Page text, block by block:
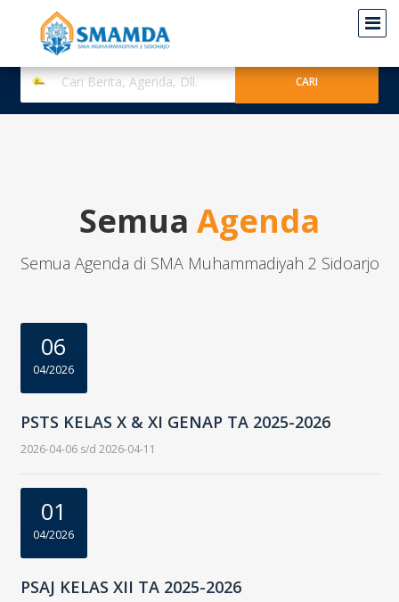
Semua Agenda
Semua Agenda di SMA Muhammadiyah 2 Sidoarjo
06
04/2026
PSTS KELAS X & XI GENAP TA 2025-2026
2026-04-06 s/d 2026-04-11
01
04/2026
PSAJ KELAS XII TA 2025-2026